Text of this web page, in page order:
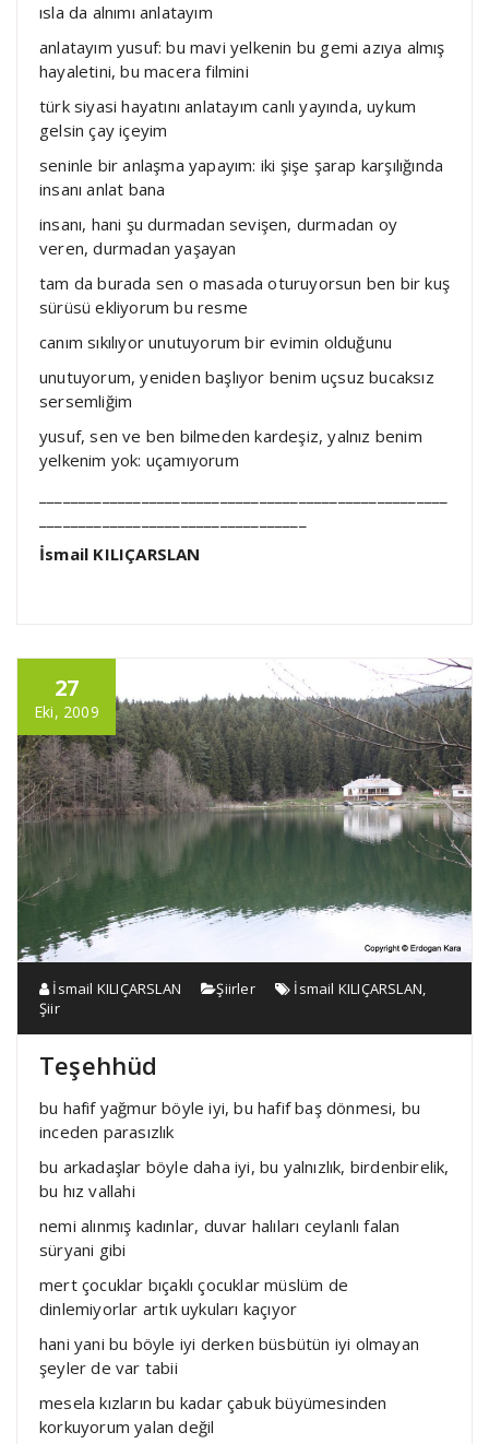
ısla da alnımı anlatayım
anlatayım yusuf: bu mavi yelkenin bu gemi azıya almış
hayaletini, bu macera filmini
türk siyasi hayatını anlatayım canlı yayında, uykum
gelsin çay içeyim
seninle bir anlaşma yapayım: iki şişe şarap karşılığında
insanı anlat bana
insanı, hani şu durmadan sevişen, durmadan oy
veren, durmadan yaşayan
tam da burada sen o masada oturuyorsun ben bir kuş
sürüsü ekliyorum bu resme
canım sıkılıyor unutuyorum bir evimin olduğunu
unutuyorum, yeniden başlıyor benim uçsuz bucaksız
sersemliğim
yusuf, sen ve ben bilmeden kardeşiz, yalnız benim
yelkenim yok: uçamıyorum
İsmail KILIÇARSLAN
27
Eki, 2009
İsmail KILIÇARSLAN Şiirler İsmail KILIÇARSLAN,
Şiir
Teşehhüd
bu hafif yağmur böyle iyi, bu hafif baş dönmesi, bu
inceden parasızlık
bu arkadaşlar böyle daha iyi, bu yalnızlık, birdenbirelik,
bu hız vallahi
nemi alınmış kadınlar, duvar halıları ceylanlı falan
süryani gibi
mert çocuklar bıçaklı çocuklar müslüm de
dinlemiyorlar artık uykuları kaçıyor
hani yani bu böyle iyi derken büsbütün iyi olmayan
şeyler de var tabii
mesela kızların bu kadar çabuk büyümesinden
korkuyorum yalan değil